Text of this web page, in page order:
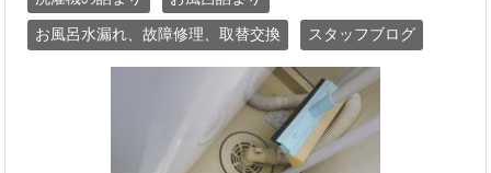
お風呂水漏れ、故障修理、取替交換 スタッフブログ